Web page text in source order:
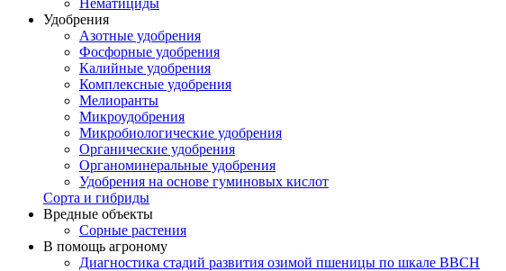
Нематициды
Удобрения
Азотные удобрения
Фосфорные удобрения
Калийные удобрения
Комплексные удобрения
Мелиоранты
Микроудобрения
Микробиологические удобрения
Органические удобрения
Органоминеральные удобрения
Удобрения на основе гуминовых кислот
Сорта и гибриды
Вредные объекты
Сорные растения
В помощь агроному
Диагностика стадий развития озимой пшеницы по шкале ВВСН